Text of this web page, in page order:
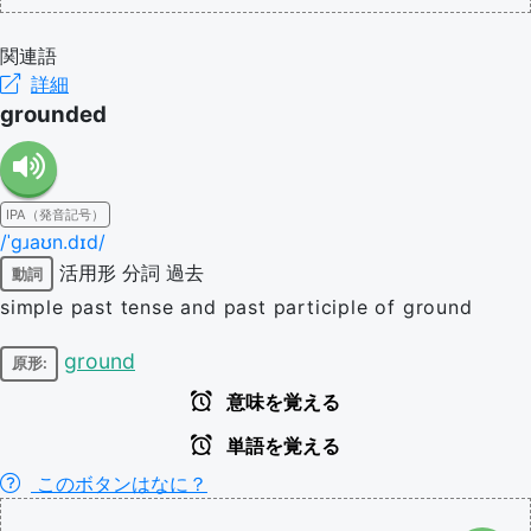
関連語
詳細
grounded
IPA（発音記号）
/ˈɡɹaʊn.dɪd/
動詞 活用形 分詞 過去
simple past tense and past participle of ground
原形: ground
意味を覚える
単語を覚える
このボタンはなに？